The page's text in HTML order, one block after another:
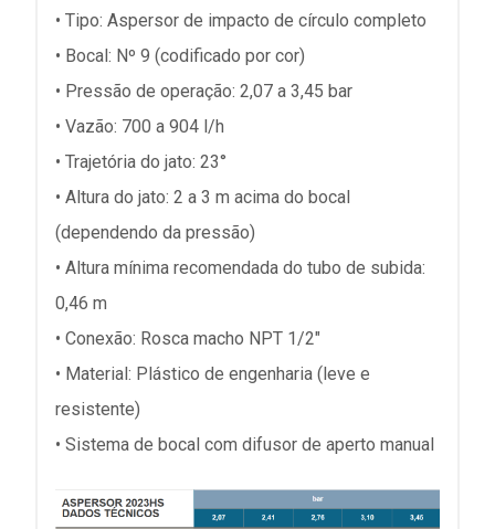
• Tipo: Aspersor de impacto de círculo completo
• Bocal: Nº 9 (codificado por cor)
• Pressão de operação: 2,07 a 3,45 bar
• Vazão: 700 a 904 l/h
• Trajetória do jato: 23°
• Altura do jato: 2 a 3 m acima do bocal
(dependendo da pressão)
• Altura mínima recomendada do tubo de subida:
0,46 m
• Conexão: Rosca macho NPT 1/2"
• Material: Plástico de engenharia (leve e
resistente)
• Sistema de bocal com difusor de aperto manual